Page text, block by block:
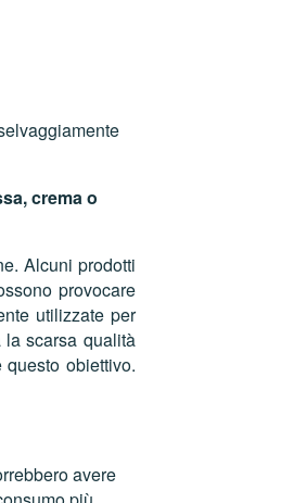
crema o
Alcuni prodotti
provocare
utilizzate per
la scarsa qualità
obiettivo.
avere